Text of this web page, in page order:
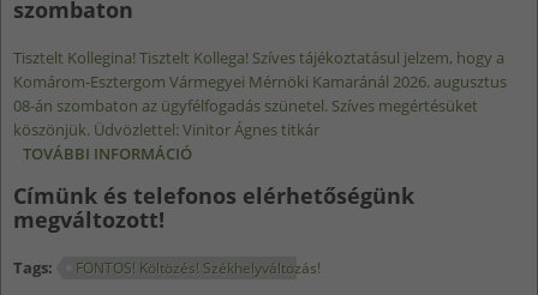
szombaton
Tisztelt Kollegina! Tisztelt Kollega! Szíves tájékoztatásul jelzem, hogy a
Komárom-Esztergom Vármegyei Mérnöki Kamaránál 2026. augusztus
08-án szombaton az ügyfélfogadás szünetel. Szíves megértésüket
köszönjük. Üdvözlettel: Vinitor Ágnes titkár
TOVÁBBI INFORMÁCIÓ
KAPCSOLATOSAN
Címünk és telefonos elérhetőségünk
megváltozott!
Tags: FONTOS! Költözés! Székhelyváltozás!